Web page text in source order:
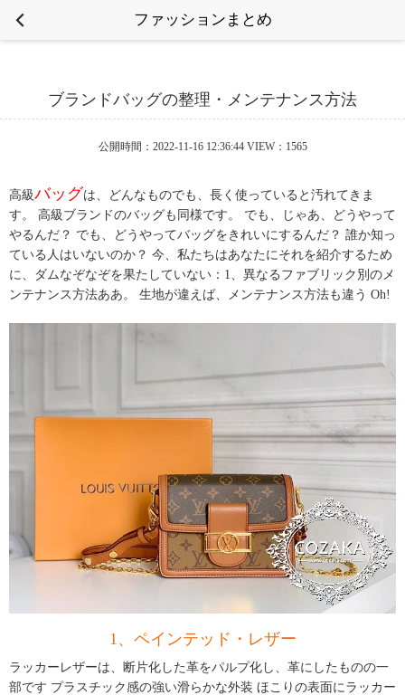
ファッションまとめ
ブランドバッグの整理・メンテナンス方法
公開時間：2022-11-16 12:36:44 VIEW：1565
高級バッグは、どんなものでも、長く使っていると汚れてきま
す。 高級 ブランドのバッグも同様です。 でも、じゃあ、どうやって
やるんだ？ でも、どうやってバッグをきれいにするんだ？ 誰か知っ
ている人はいないのか？ 今、私たちはあなたにそれを紹介するため
に、ダムなぞなぞを果たしていない：1、異なるファブリック別のメ
ンテナンス方法ああ。 生地が違えば、メンテナンス方法も違う Oh!
1、ペインテッド・レザー
ラッカーレザーは、断片化した革をパルプ化し、革にしたものの一
部です プラスチック感の強い滑らかな外装 ほこりの表面にラッカー